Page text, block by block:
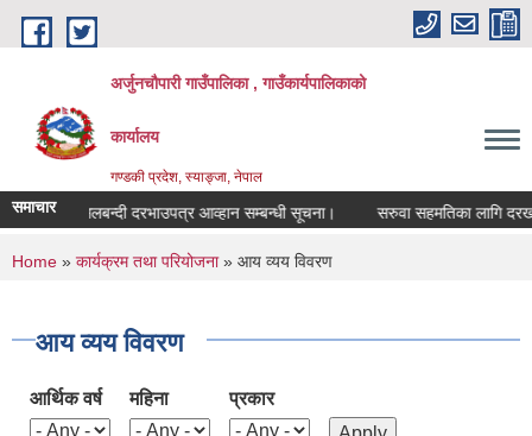
Skip to main content
अर्जुनचौपारी गाउँपालिका , गाउँकार्यपालिकाको
कार्यालय
गण्डकी प्रदेश, स्याङ्जा, नेपाल
समाचारसिलबन्दी दरभाउपत्र आव्हान सम्बन्धी सूचना। सरुवा सहमतिका लागि
You are here
Home » कार्यक्रम तथा परियोजना» आय व्यय विवरण
आय व्यय विवरण
आर्थिक वर्ष महिना प्रकार